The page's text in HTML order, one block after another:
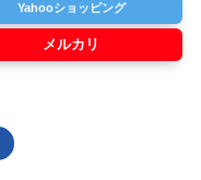
Yahooショッピング
メルカリ